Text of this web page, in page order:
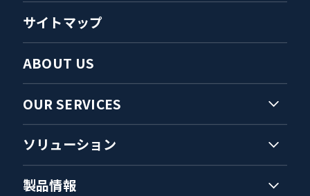
ABOUT US
OUR SERVICES
サイトマップ
ソリューション
製品情報